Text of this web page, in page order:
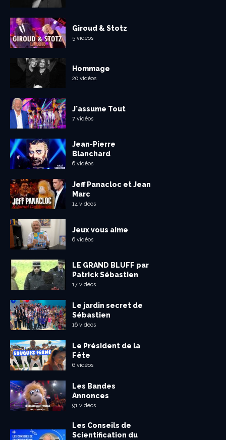
Giroud & Stotz
5 vidéos
Hommage
20 vidéos
J'assume Tout
7 vidéos
Jean-Pierre
Blanchard
6 vidéos
Jeff Panacloc et Jean
Marc
14 vidéos
Jeux vous aime
6 vidéos
LE GRAND BLUFF par
Patrick Sébastien
17 vidéos
Le jardin secret de
Sébastien
16 vidéos
Le Président de la
Fête
6 vidéos
Les Bandes
Annonces
91 vidéos
Les Conseils de
Scientification du